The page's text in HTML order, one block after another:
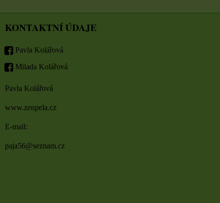
KONTAKTNÍ ÚDAJE
Pavla Kolářová
Milada Kolářová
Pavla Kolářová
www.zenpela.cz
E-mail:
paja56@seznam.cz